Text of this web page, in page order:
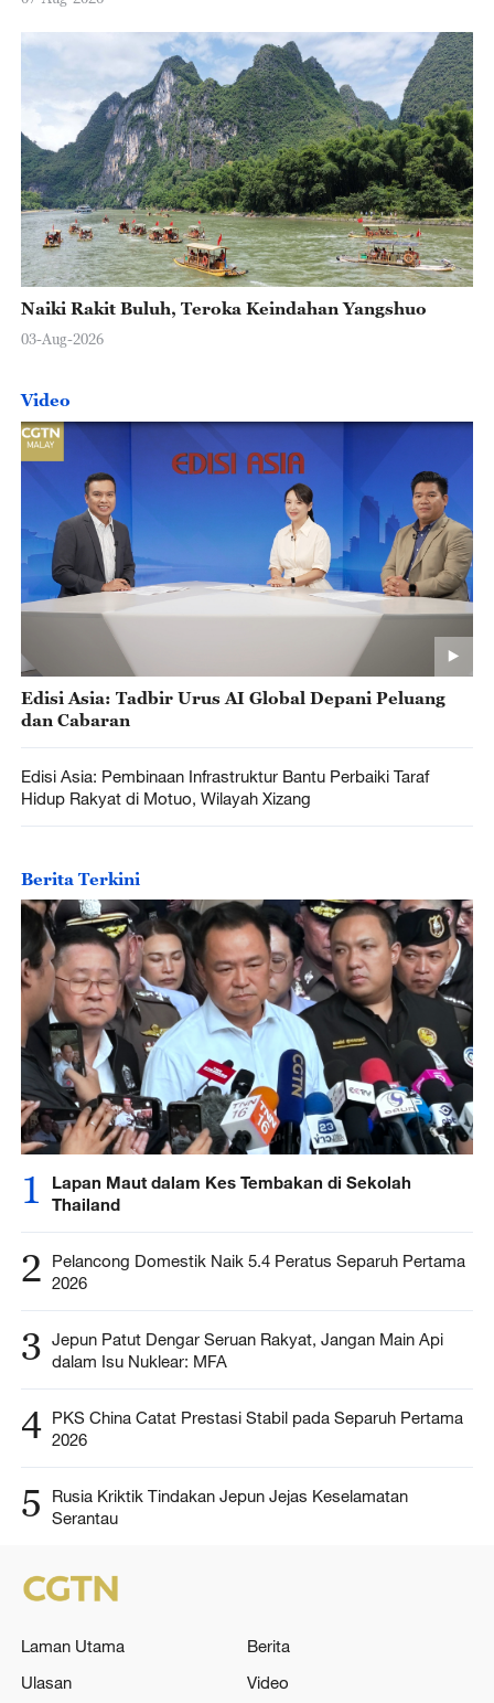
Naiki Rakit Buluh, Teroka Keindahan Yangshuo
03-Aug-2026
Video
Edisi Asia: Tadbir Urus AI Global Depani Peluang
dan Cabaran
Edisi Asia: Pembinaan Infrastruktur Bantu Perbaiki Taraf
Hidup Rakyat di Motuo, Wilayah Xizang
Berita Terkini
1
Lapan Maut dalam Kes Tembakan di Sekolah
Thailand
2
Pelancong Domestik Naik 5.4 Peratus Separuh Pertama
2026
3 Jepun Patut Dengar Seruan Rakyat, Jangan Main Api
dalam Isu Nuklear: MFA
4 PKS China Catat Prestasi Stabil pada Separuh Pertama
2026
5
Rusia Kriktik Tindakan Jepun Jejas Keselamatan
Serantau
Laman Utama
Berita
Ulasan
Video